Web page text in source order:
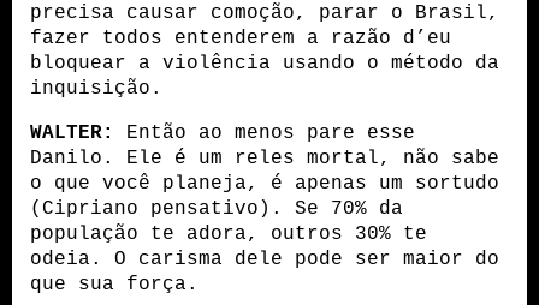
precisa causar comoção, parar o Brasil,
fazer todos entenderem a razão d’eu
bloquear a violência usando o método da
inquisição.
WALTER:
Então ao menos pare esse
Danilo. Ele é um reles mortal, não sabe
o que você planeja, é apenas um sortudo
(Cipriano pensativo). Se 70% da
população te adora, outros 30% te
odeia. O carisma dele pode ser maior do
que sua força.